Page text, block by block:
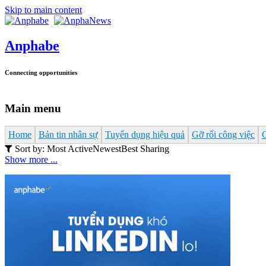
Skip to main content
Anphabe
Connecting opportunities
Main menu
Home Bản tin nhân sự Tuyển dụng hiệu quả Gỡ rối công việc
Sort by: Most ActiveNewestBest Sharing
Show more ...